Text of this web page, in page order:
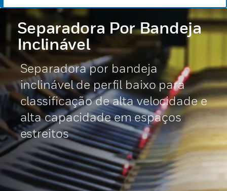
Separadora Por Bandeja
Inclinável
Separadora por bandeja
inclinável de perfil baixo para
classificação de alta velocidade e
alta capacidade em espaços
estreitos